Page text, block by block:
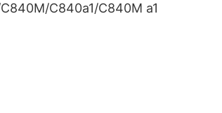
C840a1/C840M a1